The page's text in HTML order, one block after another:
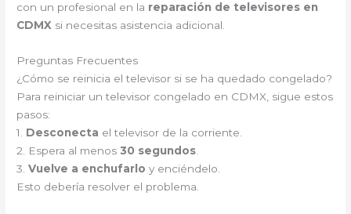
con un profesional en la reparación de televisores en
CDMX si necesitas asistencia adicional.
Preguntas Frecuentes
¿Cómo se reinicia el televisor si se ha quedado congelado?
Para reiniciar un televisor congelado en CDMX, sigue estos
pasos:
1. Desconecta el televisor de la corriente.
2. Espera al menos30 segundos
3.Vuelve a enchufarlo y enciéndelo.
Esto debería resolver el problema.